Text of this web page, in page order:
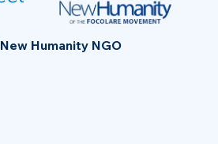
New Humanity NGO